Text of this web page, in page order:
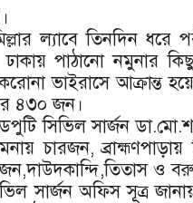
ল্যাবে তিনদিন ধরে
ঢাকায় পাঠানো নমুনার
ভাইরাসে আক্রান্ত
৪৩০ জন।
সিভিল সার্জন
চারজন,
ও
সার্জন অফিস সূূত্র